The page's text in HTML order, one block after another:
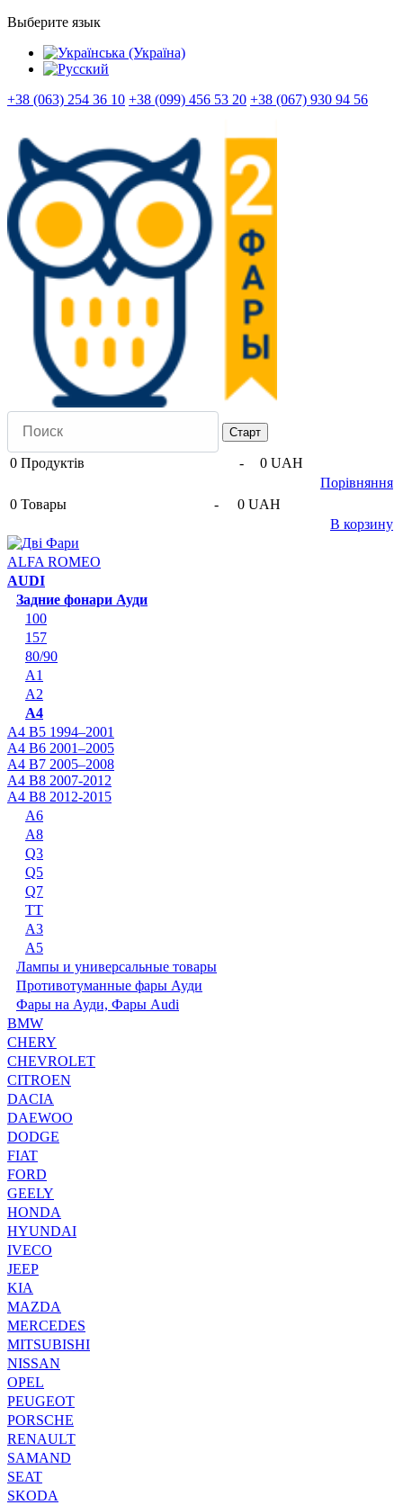
Выберите язык
+38 (063) 254 36 10 +38 (099) 456 53 20 +38 (067) 930 94 56
0 Продуктів -
0 UAH
Порівняння
0 Товары -
0 UAH
В корзину
ALFA ROMEO
AUDI
Задние фонари Ауди
100
157
80/90
A1
A2
A4
A4 B5 1994–2001
A4 B6 2001–2005
A4 B7 2005–2008
A4 B8 2007-2012
A4 B8 2012-2015
A6
A8
Q3
Q5
Q7
TT
А3
А5
Лампы и универсальные товары
Противотуманные фары Ауди
Фары на Ауди, Фары Audi
BMW
CHERY
CHEVROLET
CITROEN
DACIA
DAEWOO
DODGE
FIAT
FORD
GEELY
HONDA
HYUNDAI
IVECO
JEEP
KIA
MAZDA
MERCEDES
MITSUBISHI
NISSAN
OPEL
PEUGEOT
PORSCHE
RENAULT
SAMAND
SEAT
SKODA